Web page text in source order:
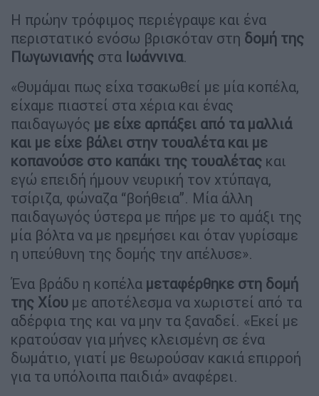
Η πρώην τρόφιμος περιέγραψε και ένα
περιστατικό ενόσω βρισκόταν στη δομή της
Πωγωνιανής στα Ιωάννινα.
«Θυμάμαι πως είχα τσακωθεί με μία κοπέλα,
είχαμε πιαστεί στα χέρια και ένας
παιδαγωγός με είχε αρπάξει από τα μαλλιά
και με είχε βάλει στην τουαλέτα και με
κοπανούσε στο καπάκι της τουαλέτας και
εγώ επειδή ήμουν νευρική τον χτύπαγα,
τσίριζα, φώναζα “βοήθεια”. Μία άλλη
παιδαγωγός ύστερα με πήρε με το αμάξι της
μία βόλτα να με ηρεμήσει και όταν γυρίσαμε
η υπεύθυνη της δομής την απέλυσε».
Ένα βράδυ η κοπέλα μεταφέρθηκε στη δομή
της Χίου με αποτέλεσμα να χωριστεί από τα
αδέρφια της και να μην τα ξαναδεί. «Εκεί με
κρατούσαν για μήνες κλεισμένη σε ένα
δωμάτιο, γιατί με θεωρούσαν κακιά επιρροή
για τα υπόλοιπα παιδιά» αναφέρει.